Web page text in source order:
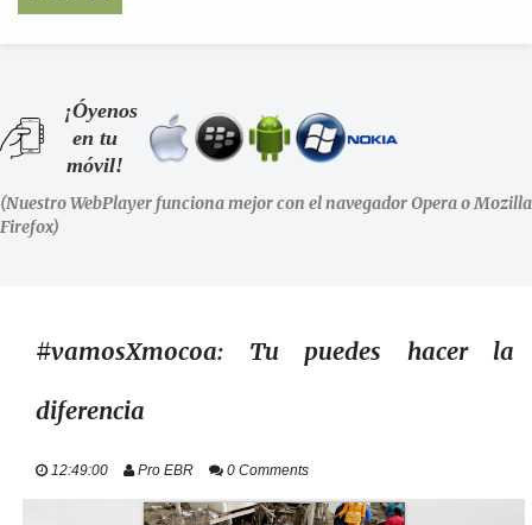
SHOWS
LA RADIO
STAFF
EVENTOS
+ INFO
¡Óyenos
en tu
móvil!
(Nuestro WebPlayer funciona mejor con el navegador Opera o Mozilla
Firefox)
#vamosXmocoa: Tu puedes hacer la
diferencia
12:49:00 Pro EBR 0 Comments